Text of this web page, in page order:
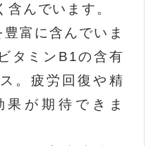
んでいます。
豊富に含んでいま
タミンB1の含有
。疲労回復や精
果が期待できま